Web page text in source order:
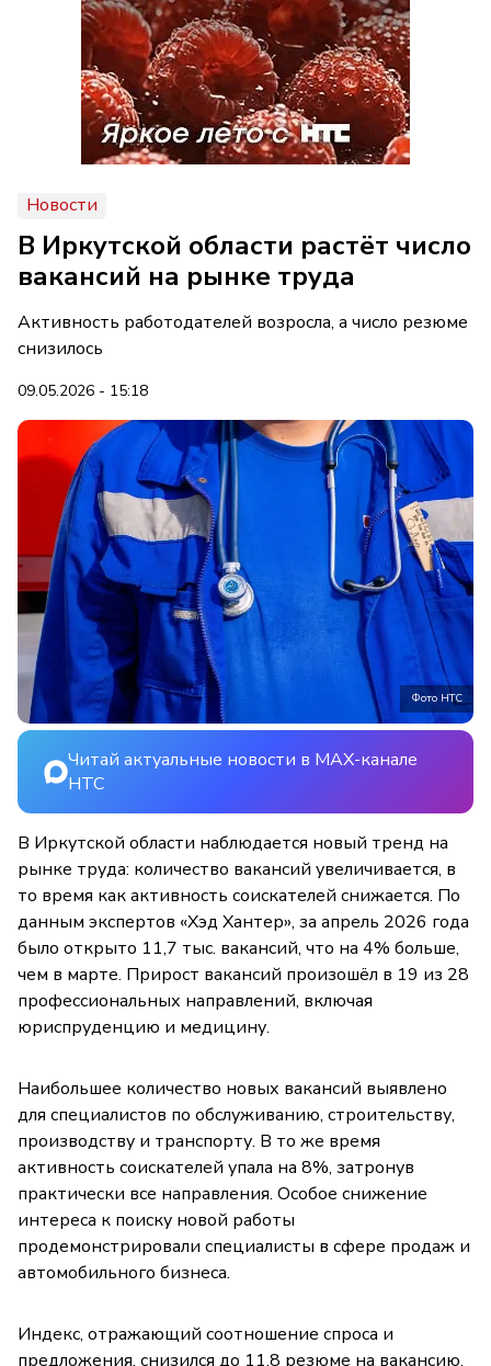
Новости
В Иркутской области растёт число
вакансий на рынке труда
Активность работодателей возросла, а число резюме
снизилось
09.05.2026 - 15:18
Фото НТС
Читай актуальные новости в MAX-канале
НТС
В Иркутской области наблюдается новый тренд на
рынке труда: количество вакансий увеличивается, в
то время как активность соискателей снижается. По
данным экспертов «Хэд Хантер», за апрель 2026 года
было открыто 11,7 тыс. вакансий, что на 4% больше,
чем в марте. Прирост вакансий произошёл в 19 из 28
профессиональных направлений, включая
юриспруденцию и медицину.
Наибольшее количество новых вакансий выявлено
для специалистов по обслуживанию, строительству,
производству и транспорту. В то же время
активность соискателей упала на 8%, затронув
практически все направления. Особое снижение
интереса к поиску новой работы
продемонстрировали специалисты в сфере продаж и
автомобильного бизнеса.
Индекс, отражающий соотношение спроса и
предложения, снизился до 11,8 резюме на вакансию.